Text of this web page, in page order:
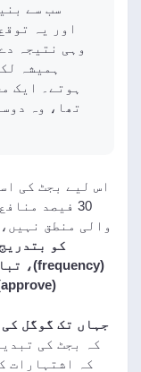
سب سے
اور یہ
وہی نتیجہ
ہوتے۔ ایک
تھا، وہ
اس لیے بجٹ کی
30 فیصد
والی منطق
کو
(approve) اور حقیقی معیشت کو دیکھتے ہیں۔"
جہاں تک گوگل
کہ بجٹ کی
کہ اشتہارات